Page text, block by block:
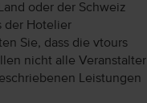
oder der Schweiz
der Hotelier
Sie, dass die vtours
nicht alle Veranstalter
Leistungen